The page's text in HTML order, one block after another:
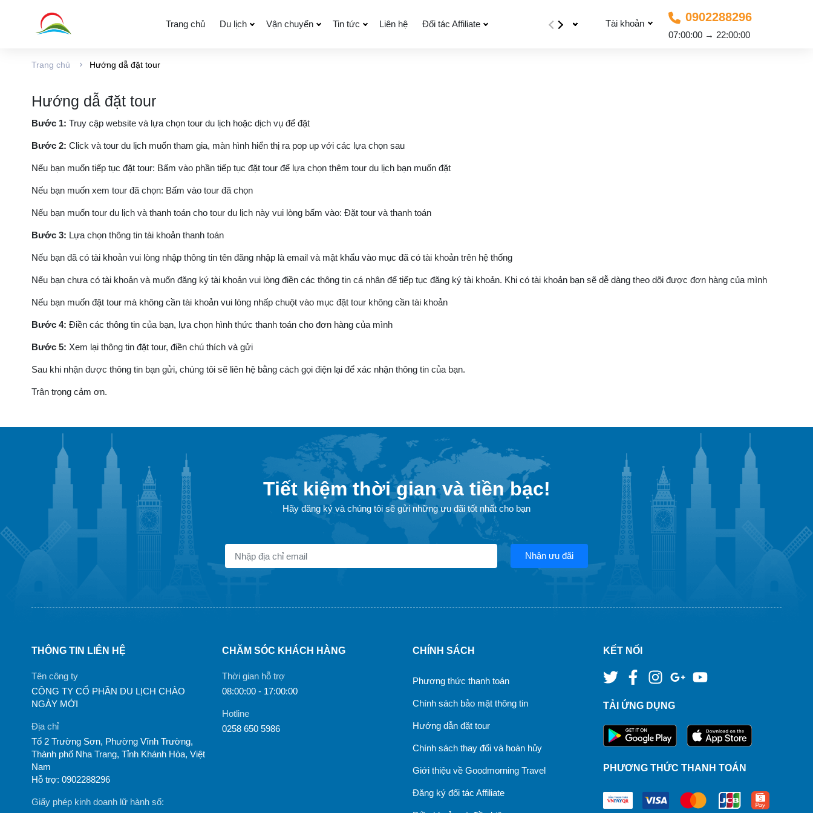
Trang chủ Du lịch Vận chuyển Tin tức Liên hệ Đối tác Affiliate Tài khoản 0902288296
07:00:00 → 22:00:00
Trang chủ Hướng dẫ đặt tour
Hướng dẫ đặt tour
Bước 1: Truy cập website và lựa chọn tour du lịch hoặc dịch vụ để đặt
Bước 2: Click và tour du lịch muốn tham gia, màn hình hiển thị ra pop up với các lựa chọn sau
Nếu bạn muốn tiếp tục đặt tour: Bấm vào phần tiếp tục đặt tour để lựa chọn thêm tour du lịch bạn muốn đặt
Nếu bạn muốn xem tour đã chọn: Bấm vào tour đã chọn
Nếu bạn muốn tour du lịch và thanh toán cho tour du lịch này vui lòng bấm vào: Đặt tour và thanh toán
Bước 3: Lựa chọn thông tin tài khoản thanh toán
Nếu bạn đã có tài khoản vui lòng nhập thông tin tên đăng nhập là email và mật khẩu vào mục đã có tài khoản trên hệ thống
Nếu bạn chưa có tài khoản và muốn đăng ký tài khoản vui lòng điền các thông tin cá nhân để tiếp tục đăng ký tài khoản. Khi có tài khoản bạn sẽ dễ dàng theo dõi được đơn hàng của mình
Nếu bạn muốn đặt tour mà không cần tài khoản vui lòng nhấp chuột vào mục đặt tour không cần tài khoản
Bước 4: Điền các thông tin của bạn, lựa chọn hình thức thanh toán cho đơn hàng của mình
Bước 5: Xem lại thông tin đặt tour, điền chú thích và gửi
Sau khi nhận được thông tin bạn gửi, chúng tôi sẽ liên hệ bằng cách gọi điện lại để xác nhận thông tin của bạn.
Trân trọng cảm ơn.
Tiết kiệm thời gian và tiền bạc!
Hãy đăng ký và chúng tôi sẽ gửi những ưu đãi tốt nhất cho bạn
Nhận ưu đãi
THÔNG TIN LIÊN HỆ
Tên công ty
CÔNG TY CỔ PHẦN DU LỊCH CHÀO
NGÀY MỚI
Địa chỉ
Tổ 2 Trường Sơn, Phường Vĩnh Trường,
Thành phố Nha Trang, Tỉnh Khánh Hòa, Việt
Nam
Hỗ trợ: 0902288296
Giấy phép kinh doanh lữ hành số:
CHĂM SÓC KHÁCH HÀNG
Thời gian hỗ trợ
08:00:00 - 17:00:00
Hotline
0258 650 5986
CHÍNH SÁCH
Phương thức thanh toán
Chính sách bảo mật thông tin
Hướng dẫn đặt tour
Chính sách thay đổi và hoàn hủy
Giới thiệu về Goodmorning Travel
Đăng ký đối tác Affiliate
KẾT NỐI
TẢI ỨNG DỤNG
PHƯƠNG THỨC THANH TOÁN